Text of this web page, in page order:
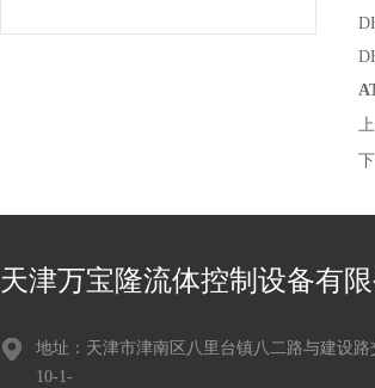
天津万宝隆流体控制设备有限
地址：天津市津南区八里台镇八二路与建设路
10-1-